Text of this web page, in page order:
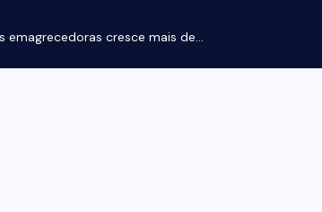
cresce mais de...